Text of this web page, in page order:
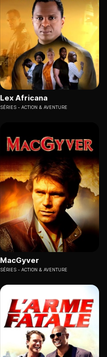
Lex Africana
SÉRIES ACTION & AVENTURE
MacGyver
SÉRIES ACTION & AVENTURE